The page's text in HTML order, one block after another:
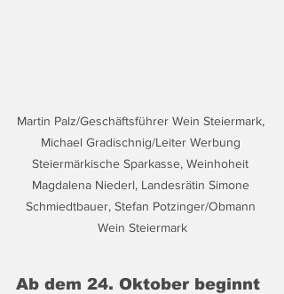
Martin Palz/Geschäftsführer Wein Steiermark,
Michael Gradischnig/Leiter Werbung
Steiermärkische Sparkasse, Weinhoheit
Magdalena Niederl, Landesrätin Simone
Schmiedtbauer, Stefan Potzinger/Obmann
Wein Steiermark
Ab dem 24. Oktober beginnt